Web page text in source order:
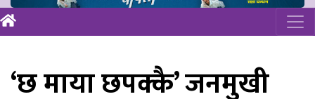
‘छ माया छपक्कै’ जनमुखी